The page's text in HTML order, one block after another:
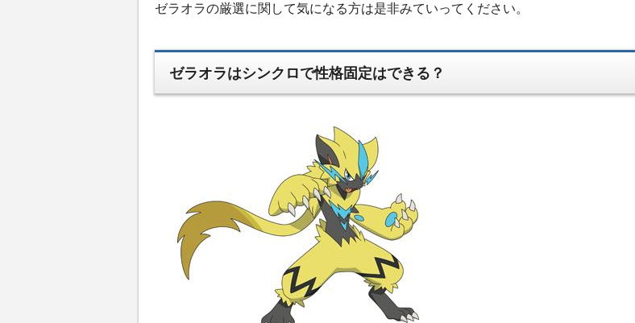
ゼラオラの厳選に関して気になる方は是非みていってください。
ゼラオラはシンクロで性格固定はできる？